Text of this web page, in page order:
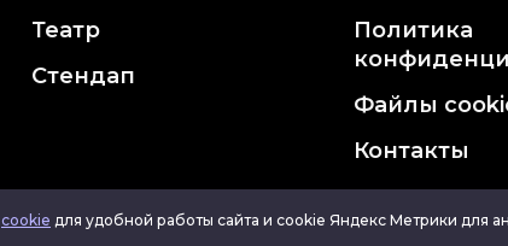
Театр
Стендап
Политика
Файлы
Контакты
cookie для удобной работы сайта и cookie Яндекс Метрики для